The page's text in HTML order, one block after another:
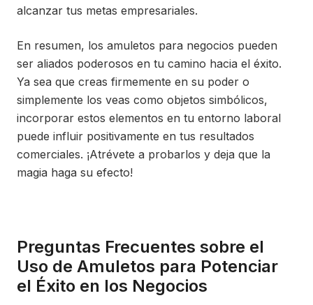
alcanzar tus metas empresariales.
En resumen, los amuletos para negocios pueden
ser aliados poderosos en tu camino hacia el éxito.
Ya sea que creas firmemente en su poder o
simplemente los veas como objetos simbólicos,
incorporar estos elementos en tu entorno laboral
puede influir positivamente en tus resultados
comerciales. ¡Atrévete a probarlos y deja que la
magia haga su efecto!
Preguntas Frecuentes sobre el
Uso de Amuletos para Potenciar
el Éxito en los Negocios